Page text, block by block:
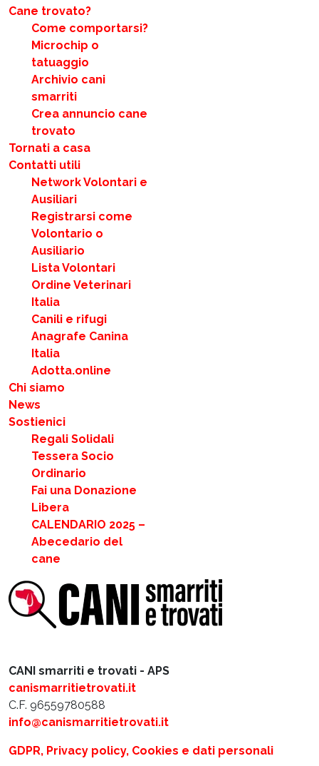
CANI smarriti e trovati - APS
canismarritietrovati.it
C.F. 96559780588
info@canismarritietrovati.it
GDPR, Privacy policy, Cookies e dati personali
Cane trovato?
Come comportarsi?
Microchip o
tatuaggio
Archivio cani
smarriti
Crea annuncio cane
trovato
Tornati a casa
Contatti utili
Network Volontari e
Ausiliari
Registrarsi come
Volontario o
Ausiliario
Lista Volontari
Ordine Veterinari
Italia
Canili e rifugi
Anagrafe Canina
Italia
Adotta.online
Chi siamo
News
Sostienici
Regali Solidali
Tessera Socio
Ordinario
Fai una Donazione
Libera
CALENDARIO 2025 –
Abecedario del
cane